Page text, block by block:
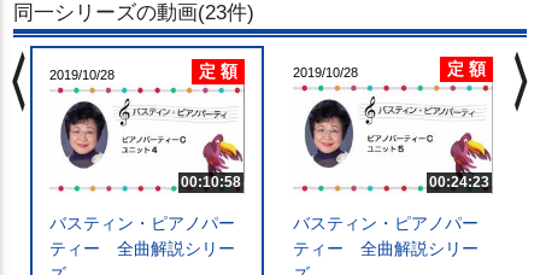
同一シリーズの動画(23件)
2019/10/28 定 額
00:10:58
バスティン・ピアノパー
ティー 全曲解説シリー
2019/10/28 定 額
00:24:23
バスティン・ピアノパー
ティー 全曲解説シリー
chevron_left chevron_right